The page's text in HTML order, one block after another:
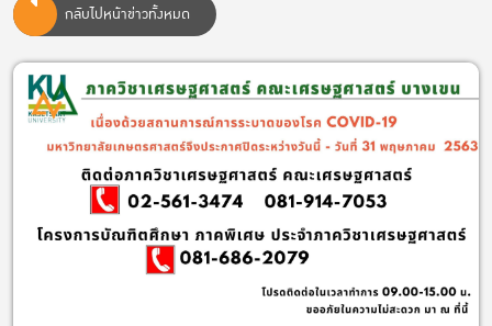
กลับไปหน้าข่าวทั้งหมด